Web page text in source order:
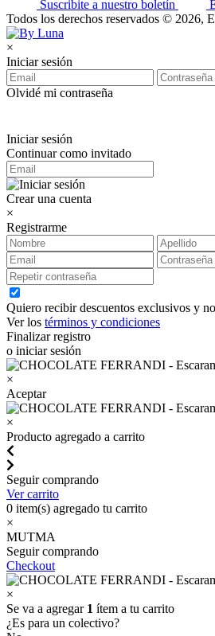
Suscribite a nuestro boletín
Todos los derechos reservados © 2026,
×
Iniciar sesión
Olvidé mi contraseña
Iniciar sesión
Continuar como invitado
Crear una cuenta
×
Registrarme
Quiero recibir descuentos exclusivos y
Ver los términos y condiciones
Finalizar registro
o iniciar sesión
×
Aceptar
×
Producto agregado a carrito
Seguir comprando
Ver carrito
0 item(s) agregado tu carrito
×
MUTMA
Seguir comprando
Checkout
×
Se va a agregar 1 ítem a tu carrito
¿Es para un colectivo?